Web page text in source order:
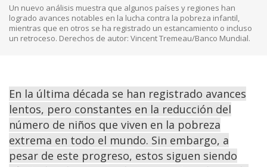
Un nuevo análisis muestra que algunos países y regiones han
logrado avances notables en la lucha contra la pobreza infantil,
mientras que en otros se ha registrado un estancamiento o incluso
un retroceso. Derechos de autor: Vincent Tremeau/Banco Mundial.
En la última década se han registrado avances
lentos, pero constantes en la reducción del
número de niños que viven en la pobreza
extrema en todo el mundo. Sin embargo, a
pesar de este progreso, estos siguen siendo